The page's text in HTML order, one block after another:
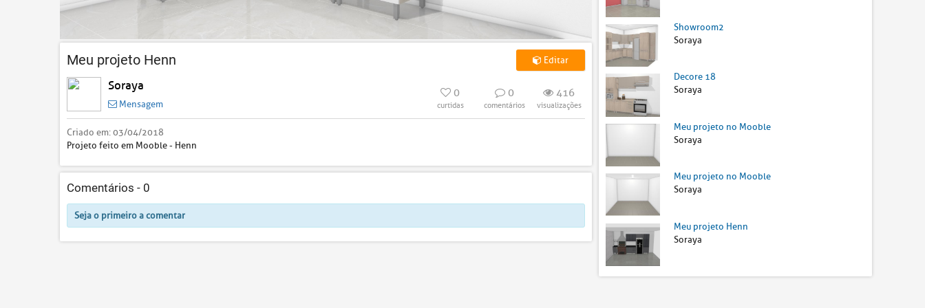
Meu projeto Henn Editar
Soraya
Mensagem
0
curtidas
0
comentários
416
visualizações
Criado em:03/04/2018
Projeto feito em Mooble - Henn
Comentários - 0
Seja o primeiro a comentar
Showroom2
Soraya
Decore 18
Soraya
Meu projeto no Mooble
Soraya
Meu projeto no Mooble
Soraya
Meu projeto Henn
Soraya